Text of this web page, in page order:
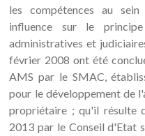
les compétences au
influence sur le
administratives et
février 2008 ont été
AMS par le SMAC,
pour le développement de
propriétaire ; qu'il résulte
2013 par le Conseil d'Etat